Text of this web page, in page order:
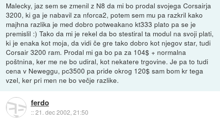
Malecky, jaz sem se zmenil z N8 da mi bo prodal svojega Corsairja
3200, ki ga je nabavil za nforca2, potem sem mu pa razkril kako
majhna razlika je med dobro potweakano kt333 plato pa se je
premislil :) Tako da mi je rekel da bo stestiral ta modul na svoji plati,
ki je enaka kot moja, da vidi če gre tako dobro kot njegov star, tudi
Corsair 3200 ram. Prodal mi ga bo pa za 104$ + normalna
poštnina, ker me ne bo udiral, kot nekatere trgovine. Je pa to tudi
cena v Neweggu, pc3500 pa pride okrog 120$ sam bom kr tega
vzel, ker pri men ne bo večje razlike.
ferdo
::21. dec 2002, 21:50